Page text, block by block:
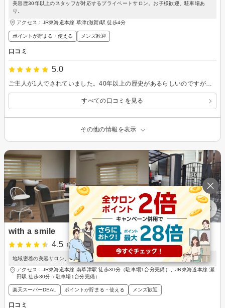
美容歴30年以上のスタッフが対応するプライベートサロン。お子様歓迎、駐車場あ
り。
アクセス：JR東海道本線 草津(滋賀)駅 徒歩4分
ポイントが貯まる・使える メンズ歓迎
口コミ
5.0
ご主人が1人でされていました。40年以上の歴史があるらしいのですが、清潔な空間でした。はじめに頭をあらってくれるのですがすごく丁寧で気持ちよかったです。
すべての口コミを見る
その他の情報を表示
with a smile
4.5
(1件)
地域密着の美容サロン、再現性の高いスタイル提案。
アクセス：JR東海道本線 南草津駅 徒歩30分（駐車場1台分完備）、JR東海道本線 瀬
田駅 徒歩30分（駐車場1台分完備）
楽天スーパーDEAL ポイントが貯まる・使える メンズ歓迎
口コミ